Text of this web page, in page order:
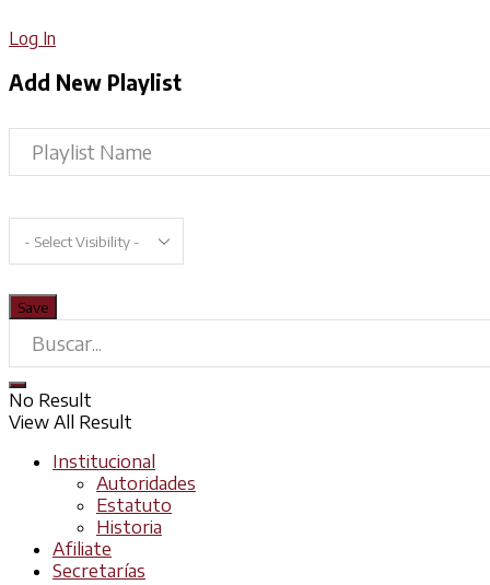
Log In
Add New Playlist
No Result
View All Result
Institucional
Autoridades
Estatuto
Historia
Afiliate
Secretarías